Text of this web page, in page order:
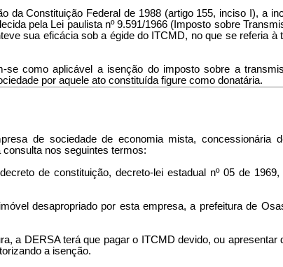
da Constituição Federal de 1988 (artigo 155, inciso I), a
pela Lei paulista nº 9.591/1966 (Imposto sobre
sua eficácia sob a égide do ITCMD, no que se referia à
se como aplicável a isenção do imposto sobre a
por aquele ato constituída figure como donatária.
de sociedade de economia mista, concessionária
consulta nos seguintes termos:
de constituição, decreto-lei estadual nº 05 de
desapropriado por esta empresa, a prefeitura de
a DERSA terá que pagar o ITCMD devido, ou
a isenção.